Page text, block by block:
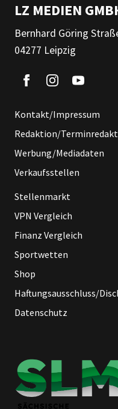
LZ MEDIEN
Bernhard Göring
04277 Leipzig
Kontakt/Impressum
Redaktion/
Werbung/Mediadaten
Verkaufsstellen
Stellenmarkt
VPN Vergleich
Finanz Vergleich
Sportwetten
Shop
Haftungsausschluss/
Datenschutz